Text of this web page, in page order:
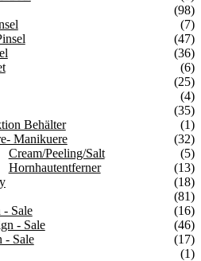
(98)
(7)
(47)
(36)
(6)
(25)
(4)
(35)
Behälter
(1)
Manikuere
(32)
Cream/Peeling/Salt
(5)
Hornhautentferner
(13)
(18)
(81)
Sale
(16)
- Sale
(46)
- Sale
(17)
(1)